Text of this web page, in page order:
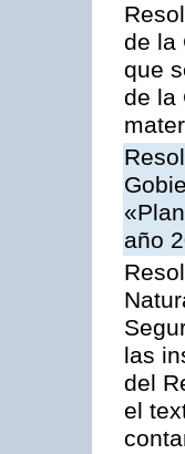
de la
que
de la
año
las
del
el